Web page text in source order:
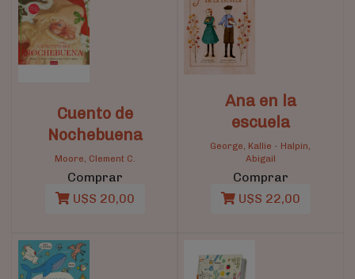
Cuento de
Nochebuena
Moore, Clement C.
Comprar
U$S 20,00
Ana en la
escuela
George, Kallie - Halpin,
Abigail
Comprar
U$S 22,00